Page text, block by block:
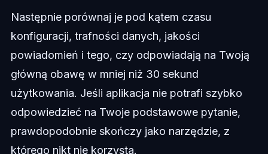
Następnie porównaj je pod kątem czasu
konfiguracji, trafności danych, jakości
powiadomień i tego, czy odpowiadają na Twoją
główną obawę w mniej niż 30 sekund
użytkowania. Jeśli aplikacja nie potrafi szybko
odpowiedzieć na Twoje podstawowe pytanie,
prawdopodobnie skończy jako narzędzie, z
którego nikt nie korzysta.